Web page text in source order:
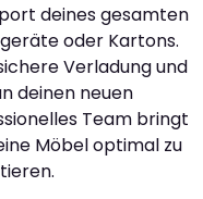
deines gesamten
oder Kartons.
Verladung und
deinen neuen
Team bringt
Möbel optimal zu